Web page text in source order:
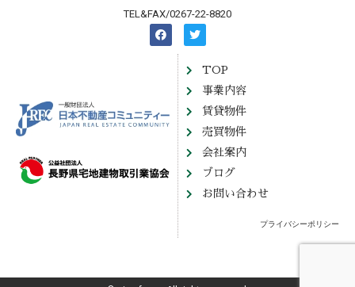
TEL&FAX/0267-22-8820
TOP
事業内容
賃貸物件
売買物件
会社案内
ブログ
お問い合わせ
プライバシーポリシー